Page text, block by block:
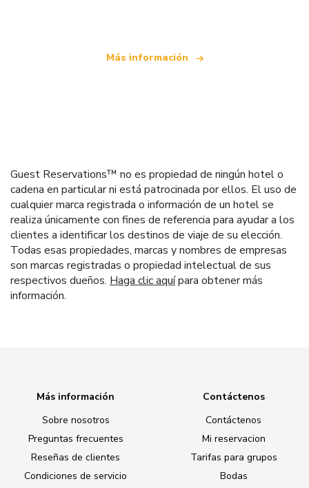
Más información
Guest Reservations™ no es propiedad de ningún hotel o
cadena en particular ni está patrocinada por ellos. El uso de
cualquier marca registrada o información de un hotel se
realiza únicamente con fines de referencia para ayudar a los
clientes a identificar los destinos de viaje de su elección.
Todas esas propiedades, marcas y nombres de empresas
son marcas registradas o propiedad intelectual de sus
respectivos dueños. Haga clic aquípara obtener más
información.
Más información
Sobre nosotros
Preguntas frecuentes
Reseñas de clientes
Condiciones de servicio
Contáctenos
Contáctenos
Mi reservacion
Tarifas para grupos
Bodas